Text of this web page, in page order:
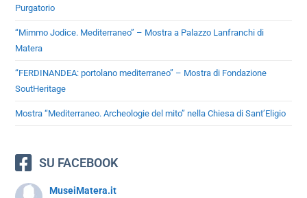
Purgatorio
“Mimmo Jodice. Mediterraneo” – Mostra a Palazzo Lanfranchi di
Matera
“FERDINANDEA: portolano mediterraneo” – Mostra di Fondazione
SoutHeritage
Mostra “Mediterraneo. Archeologie del mito” nella Chiesa di Sant’Eligio
SU FACEBOOK
MuseiMatera.it